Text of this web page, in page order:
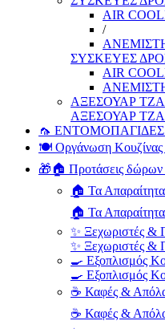
AIR
/
ΣΥΣΚΕΥΕΣ
AIR
ΑΞΕΣΟΥΑΡ
ΑΞΕΣΟΥΑΡ
🦟
🍽️ Οργάνωση Κουζίνας
🎁🏠 Προτάσεις δώρων •
🏠 Τα Απαραίτητα
🏠 Τα Απαραίτητα
✨ Ξεχωριστές &
✨ Ξεχωριστές &
🍳 Εξοπλισμός
🍳 Εξοπλισμός
☕ Καφές &
☕ Καφές &